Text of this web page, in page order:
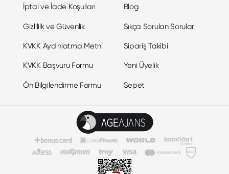
İptal ve İade Koşulları
Gizlililk ve Güvenlik
KVKK Aydınlatma Metni
KVKK Başvuru Formu
Ön Bilgilendirme Formu
Blog
Sıkça Sorulan Sorular
Sipariş Takibi
Yeni Üyelik
Sepet